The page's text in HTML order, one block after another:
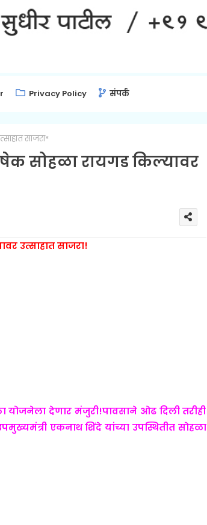
Privacy Policy संपर्क
साजरा*
सोहळा रायगड किल्यावर
उत्साहात साजरा!
योजनेला देणार मंजुरी!पावसाने ओढ दिली तरीही
एकनाथ शिंदे यांच्या उपस्थितीत सोहळा